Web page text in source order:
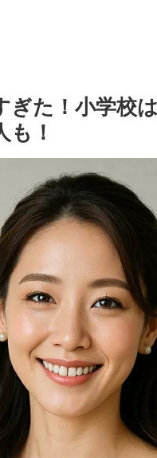
ぎた！小学校
！